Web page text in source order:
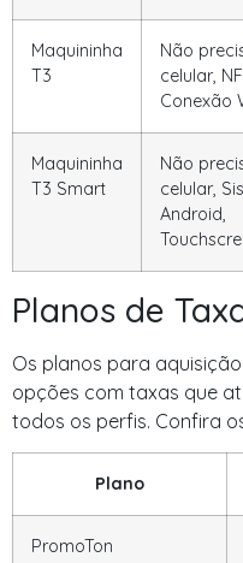
Maquininha
T3
Não
celular,
Conexão
Maquininha
T3 Smart
Não
celular,
Android,
Planos de
Os planos para
opções com taxas que
todos os perfis. Confira
Plano
PromoTon